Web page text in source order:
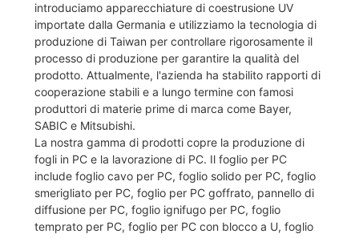
introduciamo apparecchiature di coestrusione UV
importate dalla Germania e utilizziamo la tecnologia di
produzione di Taiwan per controllare rigorosamente il
processo di produzione per garantire la qualità del
prodotto. Attualmente, l'azienda ha stabilito rapporti di
cooperazione stabili e a lungo termine con famosi
produttori di materie prime di marca come Bayer,
SABIC e Mitsubishi.
La nostra gamma di prodotti copre la produzione di
fogli in PC e la lavorazione di PC. Il foglio per PC
include foglio cavo per PC, foglio solido per PC, foglio
smerigliato per PC, foglio per PC goffrato, pannello di
diffusione per PC, foglio ignifugo per PC, foglio
temprato per PC, foglio per PC con blocco a U, foglio